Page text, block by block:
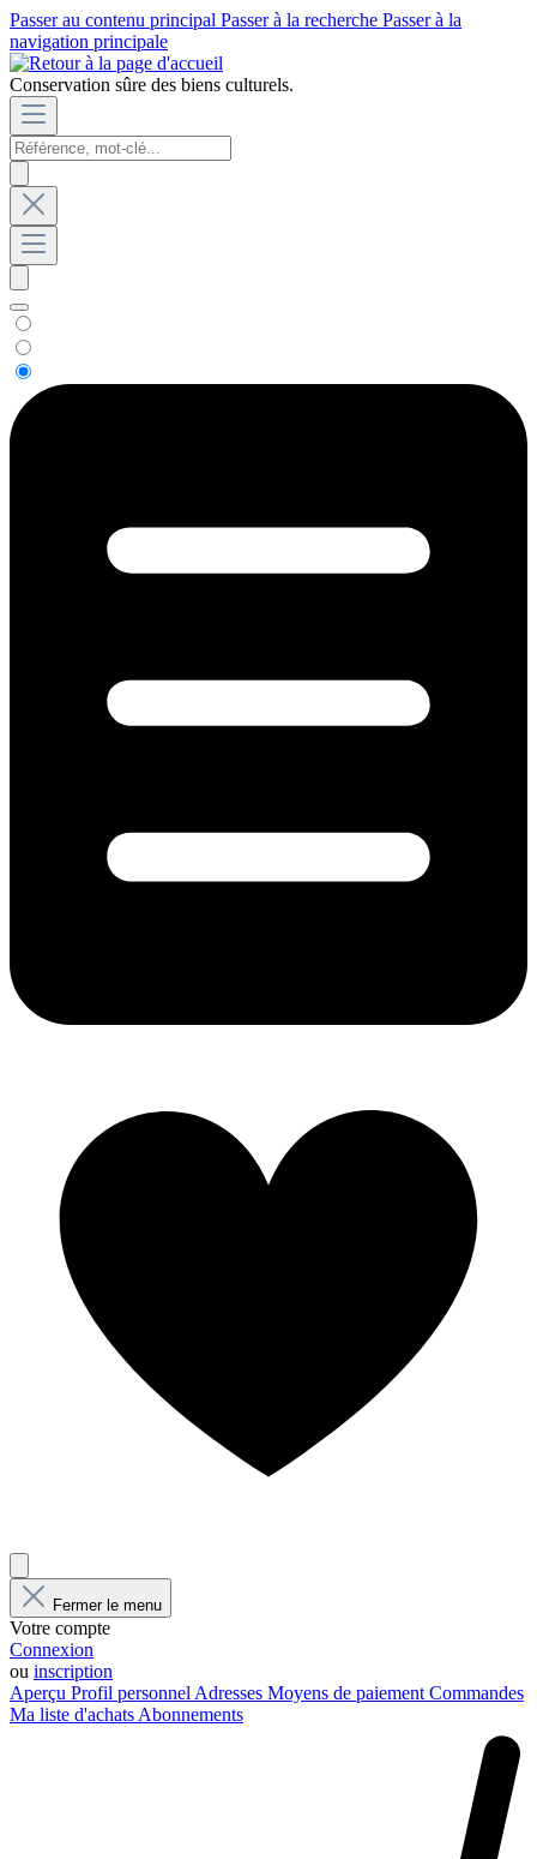
Passer au contenu principal Passer à la recherche Passer à la
navigation principale
Conservation sûre des biens culturels.
Fermer le menu
Votre compte
Connexion
ou inscription
Aperçu Profil personnel Adresses Moyens de paiement Commandes
Ma liste d'achats Abonnements